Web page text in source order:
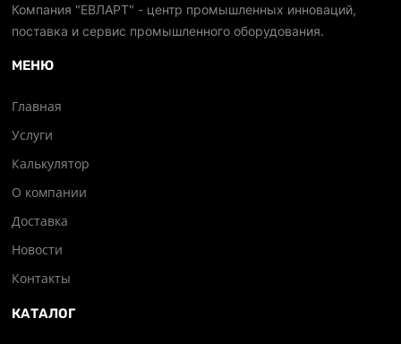
Компания "ЕВЛАРТ" - центр промышленных инноваций,
поставка и сервис промышленного оборудования.
МЕНЮ
Главная
Услуги
Калькулятор
О компании
Доставка
Новости
Контакты
КАТАЛОГ